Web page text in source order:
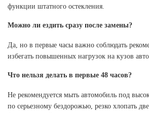
функции штатного остекления.
Можно ли ездить сразу после замены?
Да, но в первые часы важно соблюдать
избегать повышенных нагрузок на кузов
Что нельзя делать в первые 48 часов?
Не рекомендуется мыть автомобиль под
по серьезному бездорожью, резко хлопать